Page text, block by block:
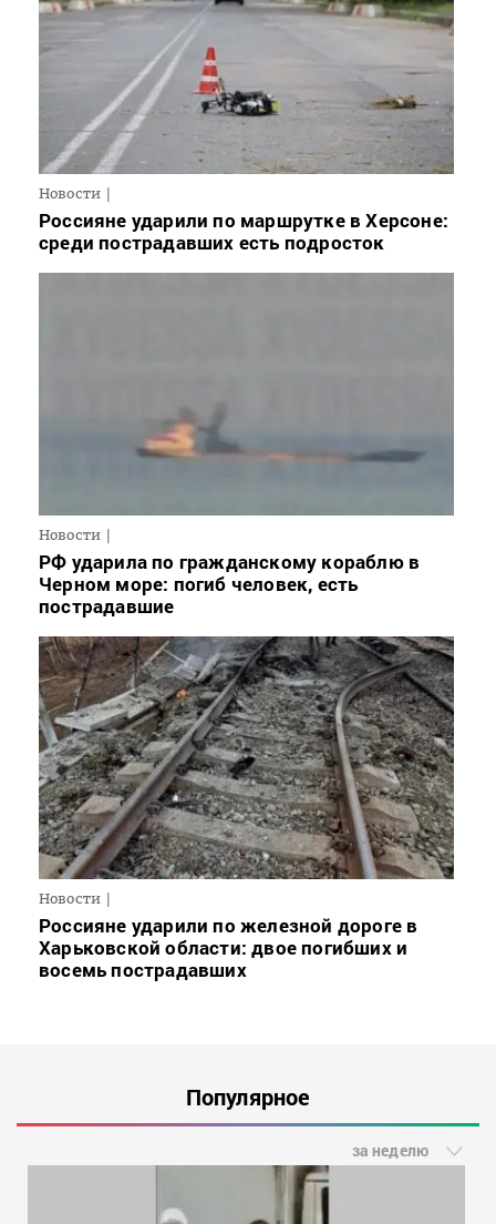
Новости
Россияне ударили по маршрутке в Херсоне:
среди пострадавших есть подросток
Новости
РФ ударила по гражданскому кораблю в
Черном море: погиб человек, есть
пострадавшие
Новости
Россияне ударили по железной дороге в
Харьковской области: двое погибших и
восемь пострадавших
Популярное
за неделю